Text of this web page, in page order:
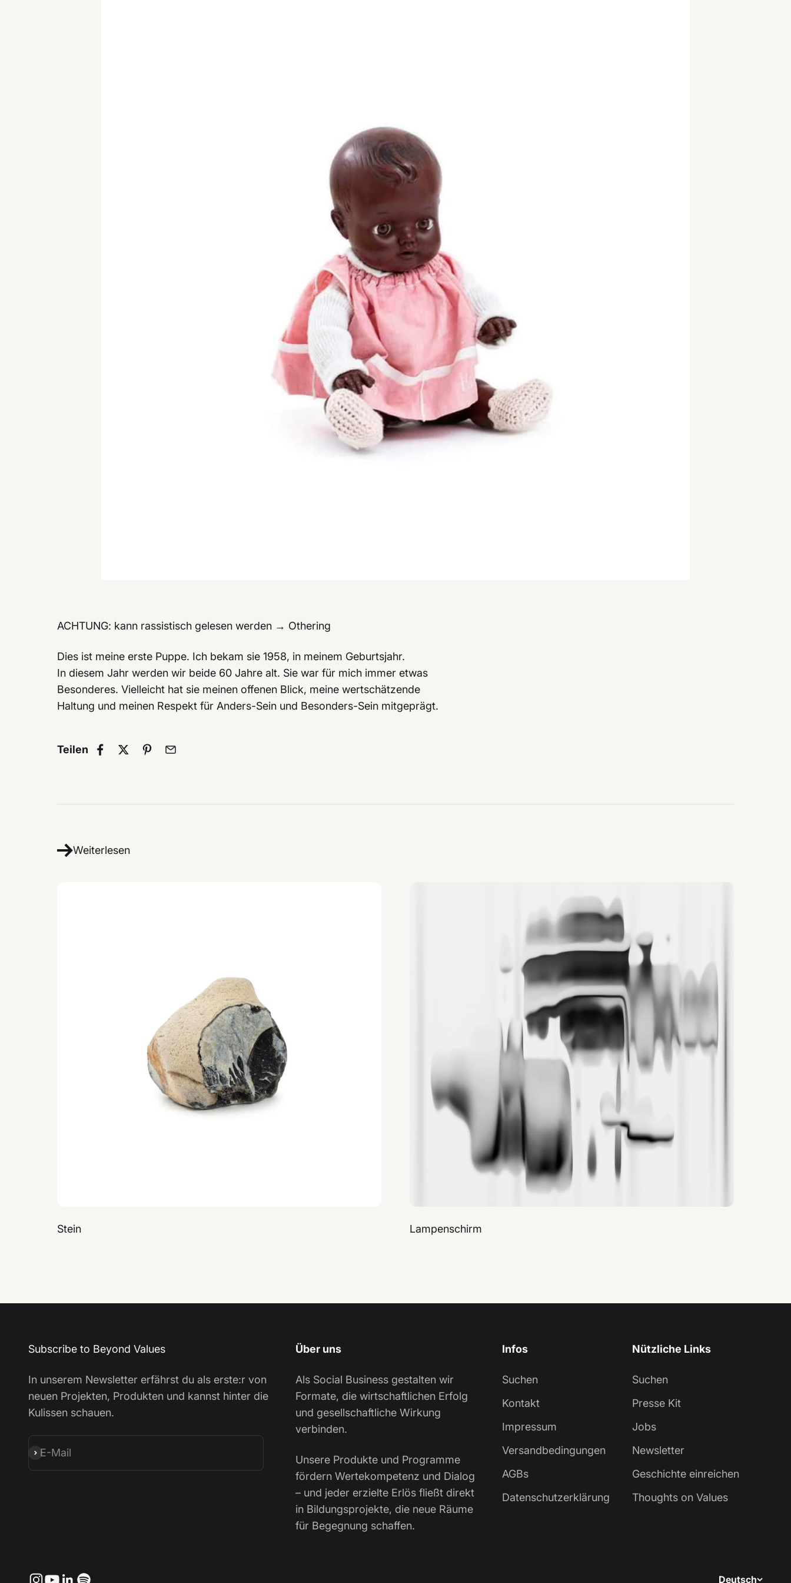
ACHTUNG: kann rassistisch gelesen werden → Othering
Dies ist meine erste Puppe. Ich bekam sie 1958, in meinem Geburtsjahr.
In diesem Jahr werden wir beide 60 Jahre alt. Sie war für mich immer etwas
Besonderes. Vielleicht hat sie meinen offenen Blick, meine wertschätzende
Haltung und meinen Respekt für Anders-Sein und Besonders-Sein mitgeprägt.
Teilen
Weiterlesen
Stein Lampenschirm
Subscribe to Beyond Values
In unserem Newsletter erfährst du als erste:r von
neuen Projekten, Produkten und kannst hinter die
Kulissen schauen.
E-Mail
Abonnieren
Über uns
Als Social Business gestalten wir
Formate, die wirtschaftlichen Erfolg
und gesellschaftliche Wirkung
verbinden.
Unsere Produkte und Programme
fördern Wertekompetenz und Dialog
– und jeder erzielte Erlös fließt direkt
in Bildungsprojekte, die neue Räume
für Begegnung schaffen.
Infos
Suchen
Kontakt
Impressum
Versandbedingungen
AGBs
Datenschutzerklärung
Nützliche Links
Suchen
Presse Kit
Jobs
Newsletter
Geschichte einreichen
Thoughts on Values
Deutsch